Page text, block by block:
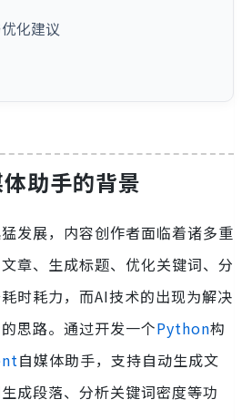
化建议
助手的背景
发展，内容创作者面临着诸多重
章、生成标题、优化关键词、分
时耗力，而AI技术的出现为解决
思路。通过开发一个Python构
自媒体助手，支持自动生成文
成段落、分析关键词密度等功